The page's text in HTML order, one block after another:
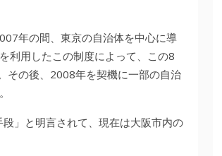
年の間、東京の自治体を中心に導
利用したこの制度によって、この8
その後、2008年を契機に一部の自治
」と明言されて、現在は大阪市内の